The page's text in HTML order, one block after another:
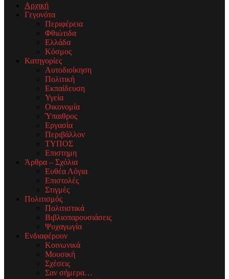
Αρχική
Γεγονότα
Περιφέρεια
Φθιώτιδα
Ελλάδα
Κόσμος
Κατηγορίες
Αυτοδιοίκηση
Πολιτική
Εκπαίδευση
Υγεία
Οικονομία
Ύπαιθρος
Εργασία
Περιβάλλον
ΤΥΠΟΣ
Επιστημη
Άρθρα – Σχόλια
Ευθέα Λόγια
Επιστολές
Στιγμές
Πολιτισμός
Πολιτιστικά
Βιβλιοπαρουσιάσεις
Ψυχαγωγία
Ενδιαφέρουν
Κοινωνικά
Μουσική
Σχέσεις
Σαν σήμερα…